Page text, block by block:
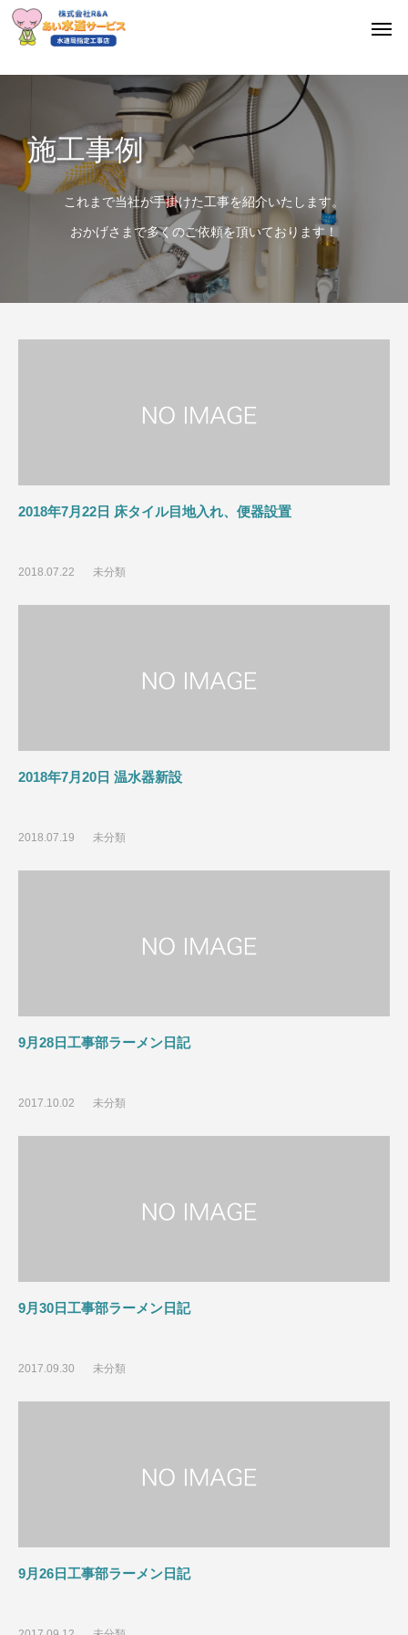
施工事例
これまで当社が手掛けた工事を紹介いたします。
おかげさまで多くのご依頼を頂いております！
2018年7月22日 床タイル目地入れ、便器設置
2018.07.22 未分類
2018年7月20日 温水器新設
2018.07.19 未分類
9月28日工事部ラーメン日記
2017.10.02 未分類
9月30日工事部ラーメン日記
2017.09.30 未分類
9月26日工事部ラーメン日記